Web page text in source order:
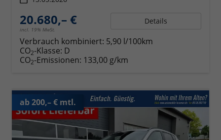
20.680,– €
incl. 19% MwSt.
Details
Verbrauch kombiniert: 5,90 l/100km
CO2-Klasse: D
CO2-Emissionen: 133,00 g/km
ab 200,– € mtl.